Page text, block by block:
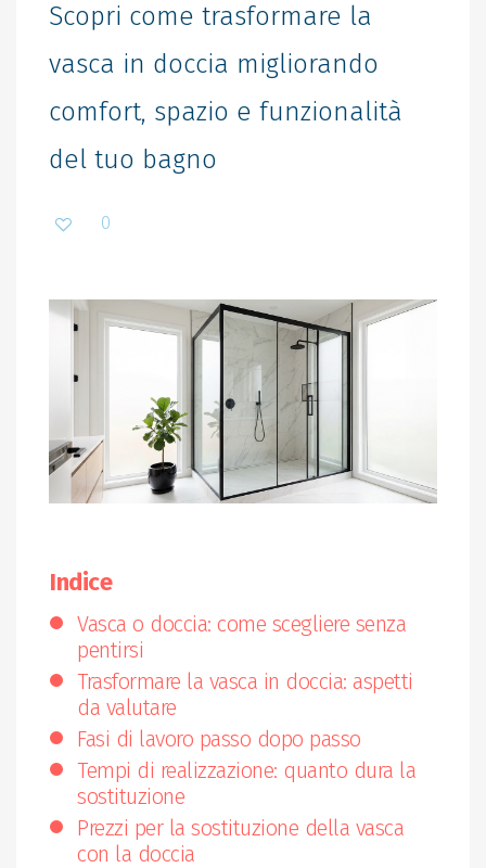
Scopri come trasformare la
vasca in doccia migliorando
comfort, spazio e funzionalità
del tuo bagno
0
Indice
Vasca o doccia: come scegliere senza
pentirsi
Trasformare la vasca in doccia: aspetti
da valutare
Fasi di lavoro passo dopo passo
Tempi di realizzazione: quanto dura la
sostituzione
Prezzi per la sostituzione della vasca
con la doccia